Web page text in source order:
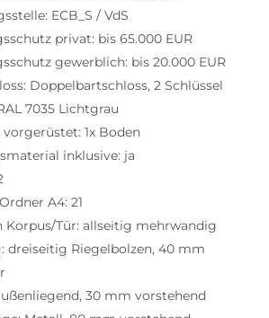
ECB_S / VdS
privat: bis 65.000 EUR
gewerblich: bis 20.000 EUR
Doppelbartschloss, 2 Schlüssel
7035 Lichtgrau
1x Boden
inklusive: ja
A4: 21
Korpus/Tür: allseitig mehrwandig
dreiseitig Riegelbolzen, 40 mm
30 mm vorstehend